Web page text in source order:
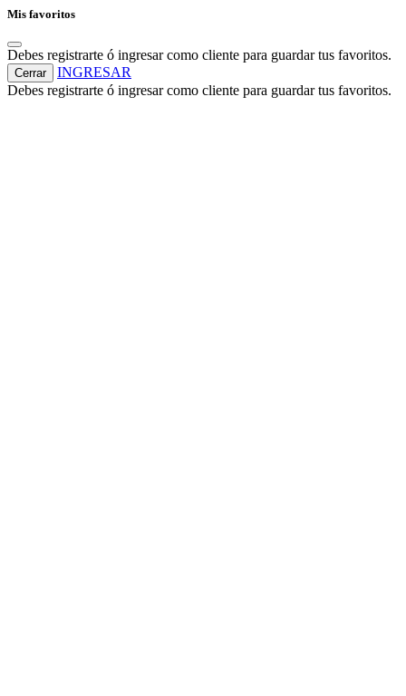
Mis favoritos
Debes registrarte ó ingresar como cliente para guardar tus favoritos.
Cerrar
INGRESAR
Debes registrarte ó ingresar como cliente para guardar tus favoritos.